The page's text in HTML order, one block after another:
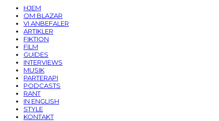
HJEM
OM BLAZAR
VI ANBEFALER
ARTIKLER
FIKTION
FILM
GUIDES
INTERVIEWS
MUSIK
PARTERAPI
PODCASTS
RANT
IN ENGLISH
STYLE
KONTAKT